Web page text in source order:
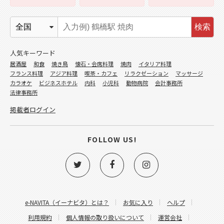
e-NAVITA（イーナビタ）とは？ お気に入り
ヘルプ
利用規約
個人情報の取り扱いについて 運営会社
検索
人気キーワード
居酒屋 和食 焼き鳥 懐石・会席料理 焼肉
イタリア料理
フランス料理
アジア料理 喫茶・カフェ リラクゼーション
マッサージ
カラオケ
ビジネスホテル 内科 小児科 動物病院
会計事務所
法律事務所
掲載者ログイン
FOLLOW US!